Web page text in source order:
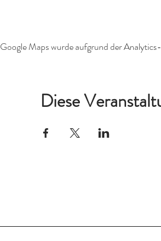
Google Maps wurde aufgrund der
Diese